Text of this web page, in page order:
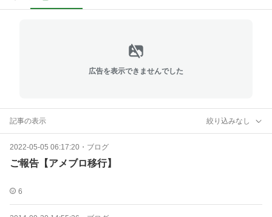
広告を表示できませんでした
記事の表示 絞り込みなし
2022-05-05 06:17:20 ・ ブログ
ご報告【アメブロ移行】
6